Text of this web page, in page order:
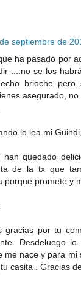
septiembre de
ha pasado por
....no se los
brioche pero
asegurado,
lo lea mi
han quedado
de la tx que
porque promete y
gracias por tu
Desdeluego
me nace y para
casita . Gracias